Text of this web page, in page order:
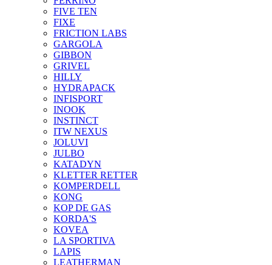
FIVE TEN
FIXE
FRICTION LABS
GARGOLA
GIBBON
GRIVEL
HILLY
HYDRAPACK
INFISPORT
INOOK
INSTINCT
ITW NEXUS
JOLUVI
JULBO
KATADYN
KLETTER RETTER
KOMPERDELL
KONG
KOP DE GAS
KORDA'S
KOVEA
LA SPORTIVA
LAPIS
LEATHERMAN